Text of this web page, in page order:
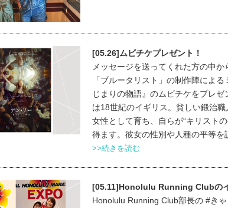
[05.26]ムビチケプレゼント！
メッセージを送ってくれた方の中
「ブルータリスト」の制作陣によ
じまりの物語』のムビチケをプレ
は18世紀のイギリス。貧しい鍛治
女性として育ち、自らが“キリスト
得ます。彼女の性別や人種の平等を
>>続きを読む
[05.11]Honolulu Running Clubのイ
Honolulu Running Club部長の #き